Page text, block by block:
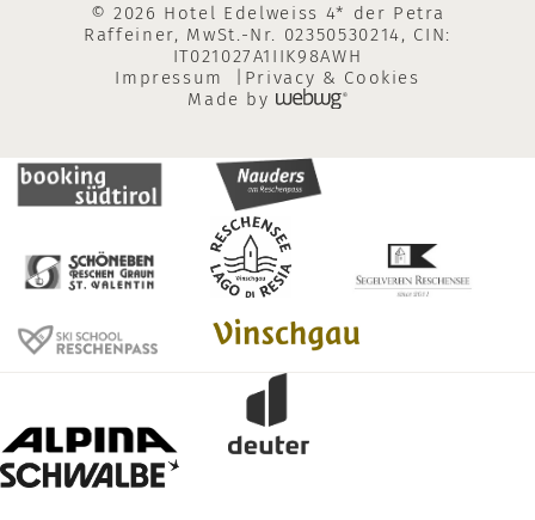
© 2026 Hotel Edelweiss 4* der Petra
Raffeiner, MwSt.-Nr. 02350530214, CIN:
IT021027A1IIK98AWH
Impressum
Privacy & Cookies
Made by